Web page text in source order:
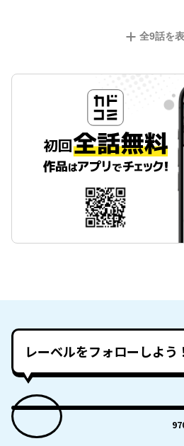
全9話を
レーベルをフォローしよう